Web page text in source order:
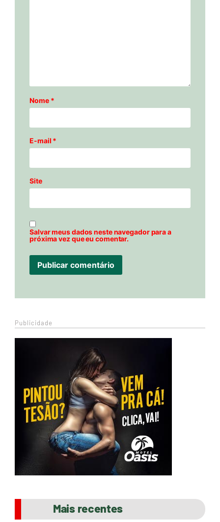
Nome *
E-mail *
Site
Salvar meus dados neste navegador para a
próxima vez que eu comentar.
Publicidade
Mais recentes